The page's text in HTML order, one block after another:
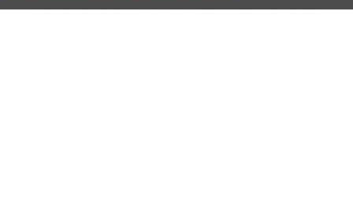
的閱讀軟體開啟閱讀，無法以其他閱讀器或直接下載檔案。